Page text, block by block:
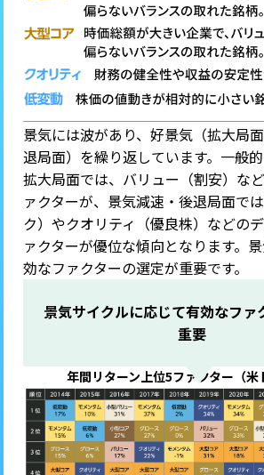
景気には波があり、好景気（拡大局
退局面）を繰り返しています。一般
拡大局面では、バリュー（割安）な
ァクターが、景気減速・後退局面で
ク）やクオリティ（優良株）などの
ァクターが優位な傾向となります。
効なファクターの選定が重要です。
景気サイクルに応じて有効なファ
重要
年間リターン上位5ファクター（米